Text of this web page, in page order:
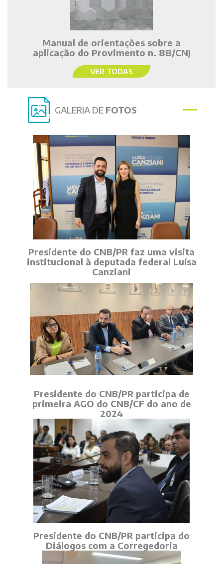
Manual de orientações sobre a
aplicação do Provimento n. 88/CNJ
VER TODAS
GALERIA DE FOTOS
Presidente do CNB/PR faz uma visita
institucional à deputada federal Luísa
Canziani
Presidente do CNB/PR participa de
primeira AGO do CNB/CF do ano de
2024
Presidente do CNB/PR participa do
Diálogos com a Corregedoria